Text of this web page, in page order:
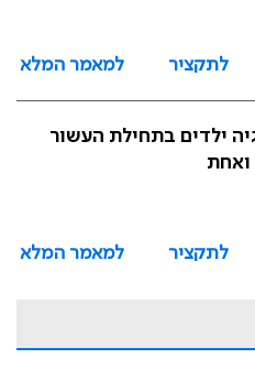
לתקציר
למאמר המלא
ילדים בתחילת העשור
לתקציר
למאמר המלא